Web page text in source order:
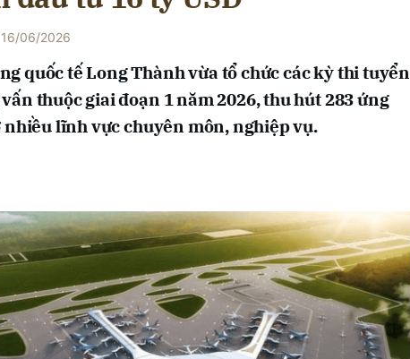
06/2026
quốc tế Long Thành vừa tổ chức các kỳ thi tuyển
thuộc giai đoạn 1 năm 2026, thu hút 283 ứng
nhiều lĩnh vực chuyên môn, nghiệp vụ.